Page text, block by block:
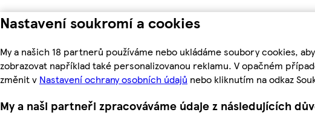
Nastavení soukromí a cookies
My a našich 18 partnerů používáme nebo ukládáme soubory cookies,
zobrazovat například také personalizovanou reklamu. V opačném
změnit v Nastavení ochrany osobních údajů nebo kliknutím na odkaz
My a naši partneři zpracováváme údaje z následujících